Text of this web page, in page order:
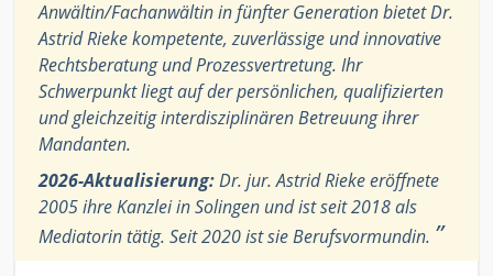
Anwältin/Fachanwältin in fünfter Generation bietet Dr.
Astrid Rieke kompetente, zuverlässige und innovative
Rechtsberatung und Prozessvertretung. Ihr
Schwerpunkt liegt auf der persönlichen, qualifizierten
und gleichzeitig interdisziplinären Betreuung ihrer
Mandanten.
2026-Aktualisierung:Dr. jur. Astrid Rieke eröffnete
2005 ihre Kanzlei in Solingen und ist seit 2018 als
Mediatorin tätig. Seit 2020 ist sie Berufsvormundin. ”